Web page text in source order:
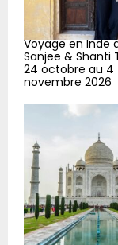
Voyage en Inde
Sanjee & Shanti
24 octobre au 4
novembre 2026